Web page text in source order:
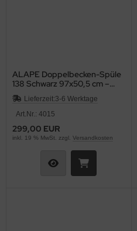
ALAPE Doppelbecken-Spüle
138 Schwarz 97x50,5 cm –
Emaillierte Stahlspüle mit 2
Becken Küchenspüle,
Doppelspüle, Doppelbecken-
Becken-Spüle
Lieferzeit:3-6 Werktage
Art.Nr.: 4015
299,00 EUR
inkl. 19 % MwSt. zzgl. Versandkosten